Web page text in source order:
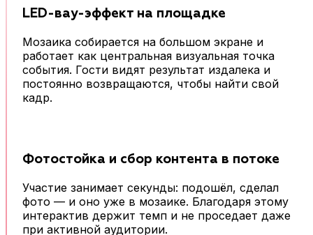
LED-вау-эффект на площадке
Мозаика собирается на большом экране и
работает как центральная визуальная точка
события. Гости видят результат издалека и
постоянно возвращаются, чтобы найти свой
кадр.
Фотостойка и сбор контента в потоке
Участие занимает секунды: подошёл, сделал
фото — и оно уже в мозаике. Благодаря этому
интерактив держит темп и не проседает даже
при активной аудитории.